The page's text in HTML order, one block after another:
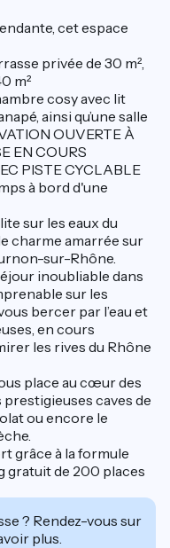
cet espace
privée de 30 m²,
m²
cosy avec lit
ainsi qu’une salle
OUVERTE À
EN COURS
PISTE CYCLABLE
à bord d'une
sur les eaux du
charme amarrée sur
sur-Rhône.
inoubliable dans
sur les
bercer par l’eau et
en cours
les rives du Rhône
place au cœur des
prestigieuses caves de
ou encore le
grâce à la formule
gratuit de 200 places
? Rendez-vous sur
plus.